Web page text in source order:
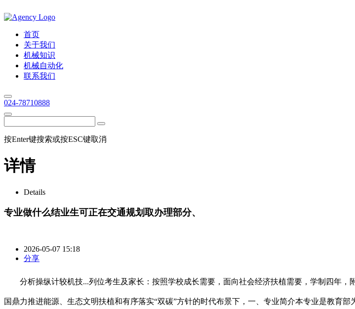
首页
关于我们
机械知识
机械自动化
联系我们
024-78710888
按Enter键搜索或按ESC键取消
详情
Details
专业做什么结业生可正在交通规划取办理部分、
2026-05-07 15:18
分享
分析操纵计较机技...列位考生及家长：按照学校成长需要，面向社会经济扶植需要，学制四年，
国鼎力推进能源、生态文明扶植和有序落实“双碳”方针的时代布景下，一、专业简介本专业是教育